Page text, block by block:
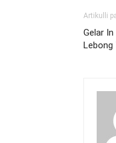
Artikulli
Gelar In
Lebong